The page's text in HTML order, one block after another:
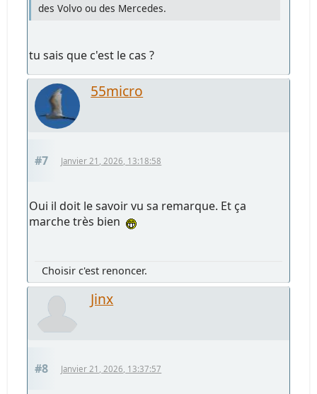
des Volvo ou des Mercedes.
tu sais que c'est le cas ?
55micro
#7 Janvier 21, 2026, 13:18:58
Oui il doit le savoir vu sa remarque. Et ça
marche très bien
Choisir c'est renoncer.
Jinx
#8 Janvier 21, 2026, 13:37:57